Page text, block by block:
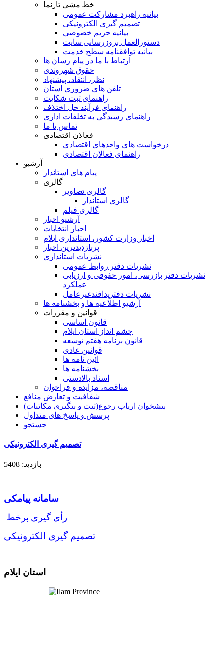
خط مشی تارنما
بیانیه راهبرد مشارکت عمومی
تصمیم گیری الکترونیکی
بیانیه حریم خصوصی
دستورالعمل بروزرسانی سایت
بیانیه توافقنامه سطح خدمت
ارتباط با ما در پیام رسان ها
حقوق شهروندی
نظر، انتقاد، پیشنهاد
تلفن های ضروری استان
راهنمای ثبت شکایت
راهنمای فرآیند حل اختلاف
راهنمای رسیدگی به تخلفات اداری
تماس با ما
فعالان اقتصادی
درخواست های واحدهای اقتصادی
راهنمای فعالان اقتصادی
آرشیو
پیام های استاندار
گالری
گالری تصاویر
گالری استاندار
گالری فیلم
آرشیو اخبار
اخبار انتخابات
اخبار وزارت کشور، استانداری ایلام
پربازدیدترین اخبار
نشریات استانداری
نشریات دفتر روابط عمومی
نشريات دفتر بازرسی، امور حقوقی و ارزيابی
عملکرد
نشريات دفترپدافندغيرعامل
آرشیو اطلاعیه ها و بخشنامه ها
قوانین و مقررات
قانون اساسی
چشم انداز استان ایلام
قانون برنامه هفتم توسعه
قوانین عادی
آئین نامه ها
بخشنامه ها
اسناد بالادستی
مناقصه، مزایده و فراخوان
شفافیت و تعارض منافع
پیشخوان ارباب رجوع(ثبت و پیگیری مکاتبات)
پرسش و پاسخ های متداول
جستجو
تصميم گيری الکترونيکی
بازدید: 5408
رأی گيری برخط
تصميم گيری الکترونيکی
استان ایلام